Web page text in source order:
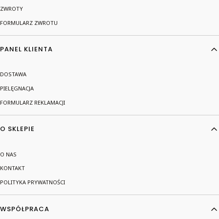
ZWROTY
FORMULARZ ZWROTU
PANEL KLIENTA
DOSTAWA
PIELĘGNACJA
FORMULARZ REKLAMACJI
O SKLEPIE
O NAS
KONTAKT
POLITYKA PRYWATNOŚCI
WSPÓŁPRACA